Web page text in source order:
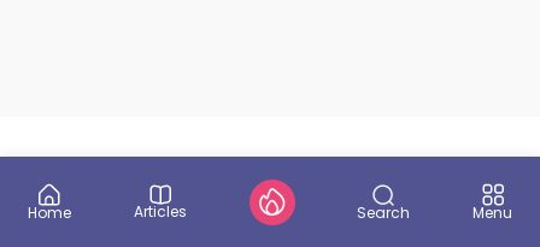
Home Articles Search Menu